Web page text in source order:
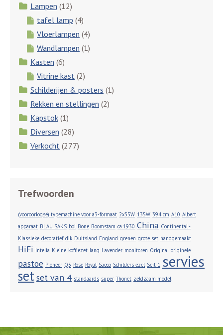
Lampen (12)
tafel lamp (4)
Vloerlampen (4)
Wandlampen (1)
Kasten (6)
Vitrine kast (2)
Schilderijen & posters (1)
Rekken en stellingen (2)
Kapstok (1)
Diversen (28)
Verkocht (277)
Trefwoorden
(vooroorlogse) typemachine voor a3-formaat 2x35W 135W 394 cm A10 Albert
apparaat BLAU SAKS bol Bone Boomstam ca.1930 China Continental -
Klassieke decoratief dik Duitsland England grenen grote set handgemaakt
HiFi Intelia Kleine koffiezet lang Lavender monitoren Original originele
pastoe Pioneer Q3 Rose Royal Saeco Schilders ezel Seit 1 servies
setset van 4 standaards super Thonet zeldzaam model